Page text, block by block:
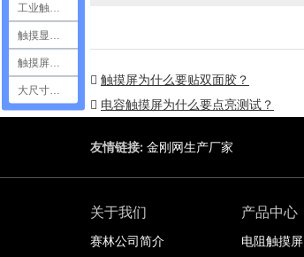
触摸屏为什么要贴双面胶？
电容触摸屏为什么要点亮测试？
友情链接: 金刚网生产厂家
关于我们
赛林公司简介
产品中心
电阻触摸屏